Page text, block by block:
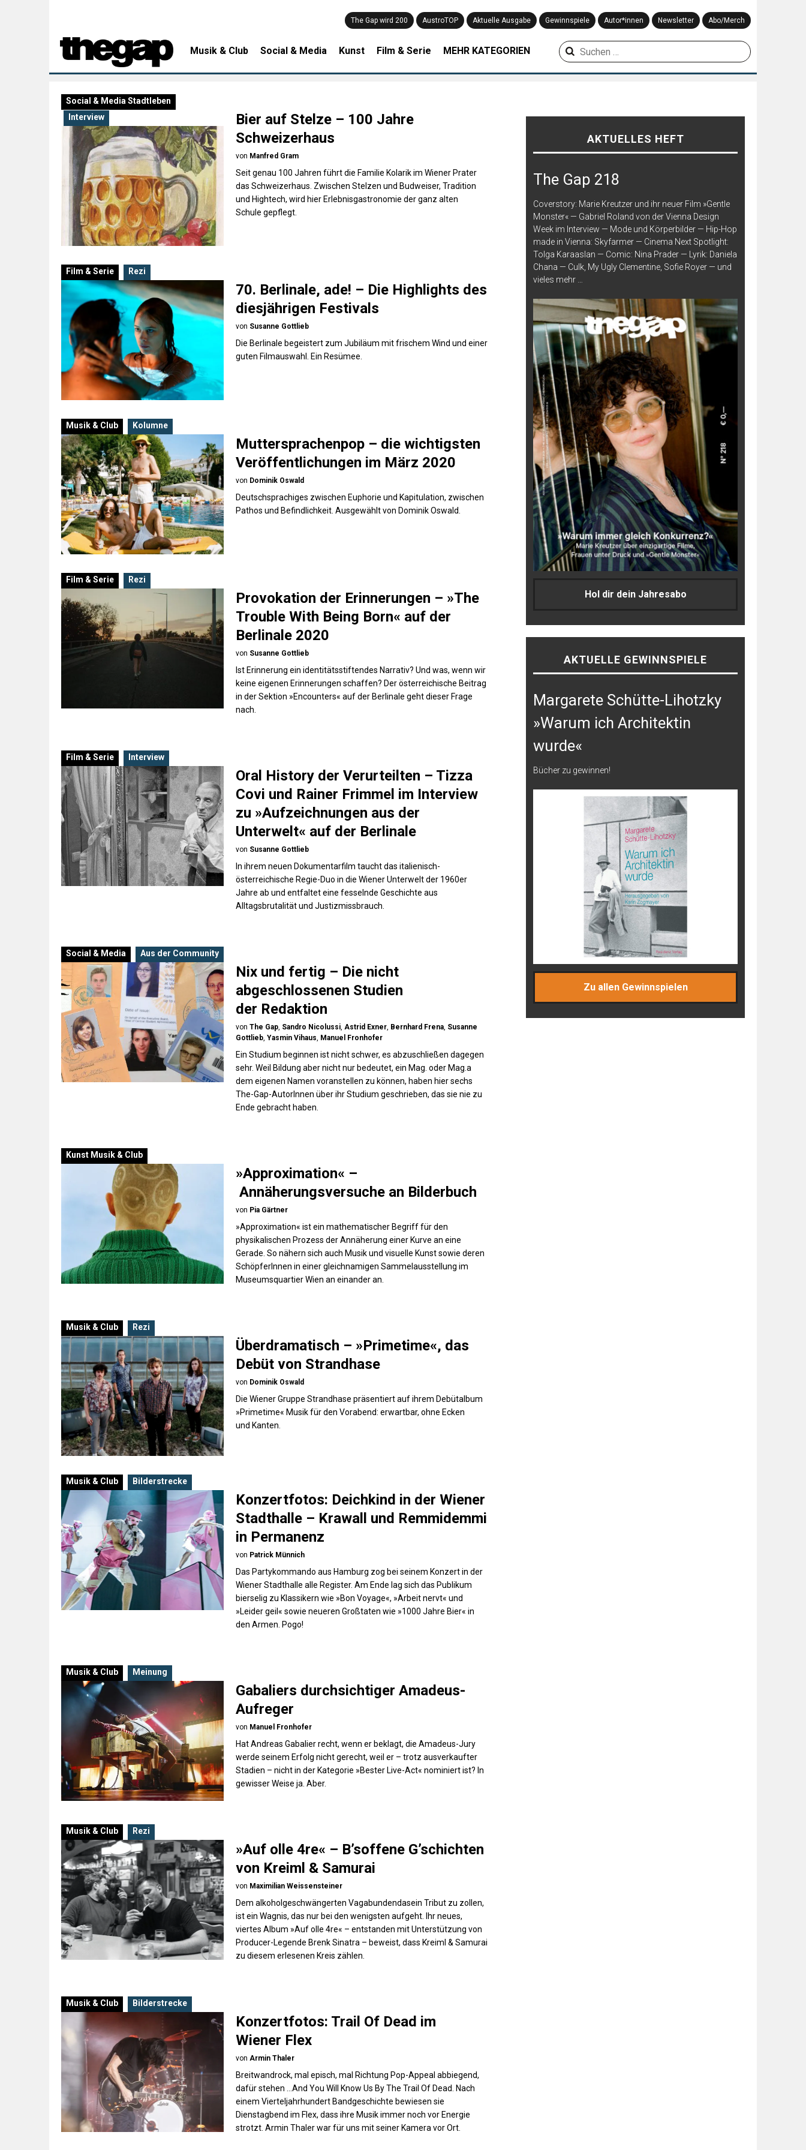
The Gap wird 200 AustroTOP Aktuelle Ausgabe Gewinnspiele Autor*innen Newsletter Abo/Merch
Musik & Club Social & Media Kunst Film & Serie MEHR KATEGORIEN
Suchen
nach:
Social & Media Stadtleben
Interview
Bier auf Stelze – 100 Jahre
Schweizerhaus
von Manfred Gram
Seit genau 100 Jahren führt die Familie Kolarik im Wiener Prater
das Schweizerhaus. Zwischen Stelzen und Budweiser, Tradition
und Hightech, wird hier Erlebnisgastronomie der ganz alten
Schule gepflegt.
Film & Serie Rezi
70. Berlinale, ade! – Die Highlights des
diesjährigen Festivals
von Susanne Gottlieb
Die Berlinale begeistert zum Jubiläum mit frischem Wind und einer
guten Filmauswahl. Ein Resümee.
Musik & Club Kolumne
Muttersprachenpop – die wichtigsten
Veröffentlichungen im März 2020
von Dominik Oswald
Deutschsprachiges zwischen Euphorie und Kapitulation, zwischen
Pathos und Befindlichkeit. Ausgewählt von Dominik Oswald.
Film & Serie Rezi
Provokation der Erinnerungen – »The
Trouble With Being Born« auf der
Berlinale 2020
von Susanne Gottlieb
Ist Erinnerung ein identitätsstiftendes Narrativ? Und was, wenn wir
keine eigenen Erinnerungen schaffen? Der österreichische Beitrag
in der Sektion »Encounters« auf der Berlinale geht dieser Frage
nach.
Film & Serie Interview
Oral History der Verurteilten – Tizza
Covi und Rainer Frimmel im Interview
zu »Aufzeichnungen aus der
Unterwelt« auf der Berlinale
von Susanne Gottlieb
In ihrem neuen Dokumentarfilm taucht das italienisch-
österreichische Regie-Duo in die Wiener Unterwelt der 1960er
Jahre ab und entfaltet eine fesselnde Geschichte aus
Alltagsbrutalität und Justizmissbrauch.
Social & Media Aus der Community
Nix und fertig – Die nicht
abgeschlossenen Studien
der Redaktion
vonThe Gap, Sandro Nicolussi,Astrid Exner, Bernhard Frena, Susanne
Gottlieb,Yasmin Vihaus, Manuel Fronhofer
Ein Studium beginnen ist nicht schwer, es abzuschließen dagegen
sehr. Weil Bildung aber nicht nur bedeutet, ein Mag. oder Mag.a
dem eigenen Namen voranstellen zu können, haben hier sechs
The-Gap-AutorInnen über ihr Studium geschrieben, das sie nie zu
Ende gebracht haben.
Kunst Musik & Club
»Approximation« –
Annäherungsversuche an Bilderbuch
von Pia Gärtner
»Approximation« ist ein mathematischer Begriff für den
physikalischen Prozess der Annäherung einer Kurve an eine
Gerade. So nähern sich auch Musik und visuelle Kunst sowie deren
SchöpferInnen in einer gleichnamigen Sammelausstellung im
Museumsquartier Wien an einander an.
Musik & Club Rezi
Überdramatisch – »Primetime«, das
Debüt von Strandhase
von Dominik Oswald
Die Wiener Gruppe Strandhase präsentiert auf ihrem Debütalbum
»Primetime« Musik für den Vorabend: erwartbar, ohne Ecken
und Kanten.
Musik & Club Bilderstrecke
Konzertfotos: Deichkind in der Wiener
Stadthalle – Krawall und Remmidemmi
in Permanenz
von Patrick Münnich
Das Partykommando aus Hamburg zog bei seinem Konzert in der
Wiener Stadthalle alle Register. Am Ende lag sich das Publikum
bierselig zu Klassikern wie »Bon Voyage«, »Arbeit nervt« und
»Leider geil« sowie neueren Großtaten wie »1000 Jahre Bier« in
den Armen. Pogo!
Musik & Club Meinung
Gabaliers durchsichtiger Amadeus-
Aufreger
von Manuel Fronhofer
Hat Andreas Gabalier recht, wenn er beklagt, die Amadeus-Jury
werde seinem Erfolg nicht gerecht, weil er – trotz ausverkaufter
Stadien – nicht in der Kategorie »Bester Live-Act« nominiert ist? In
gewisser Weise ja. Aber.
Musik & Club Rezi
»Auf olle 4re« – B’soffene G’schichten
von Kreiml & Samurai
von Maximilian Weissensteiner
Dem alkoholgeschwängerten Vagabundendasein Tribut zu zollen,
ist ein Wagnis, das nur bei den wenigsten aufgeht. Ihr neues,
viertes Album »Auf olle 4re« – entstanden mit Unterstützung von
Producer-Legende Brenk Sinatra – beweist, dass Kreiml & Samurai
zu diesem erlesenen Kreis zählen.
Musik & Club Bilderstrecke
Konzertfotos: Trail Of Dead im
Wiener Flex
vonArmin Thaler
Breitwandrock, mal episch, mal Richtung Pop-Appeal abbiegend,
dafür stehen …And You Will Know Us By The Trail Of Dead. Nach
einem Vierteljahrhundert Bandgeschichte bewiesen sie
Dienstagbend im Flex, dass ihre Musik immer noch vor Energie
strotzt. Armin Thaler war für uns mit seiner Kamera vor Ort.
AKTUELLES HEFT
The Gap 218
Coverstory: Marie Kreutzer und ihr neuer Film »Gentle
Monster« — Gabriel Roland von der Vienna Design
Week im Interview — Mode und Körperbilder — Hip-Hop
made in Vienna: Skyfarmer — Cinema Next Spotlight:
Tolga Karaaslan — Comic: Nina Prader — Lyrik: Daniela
Chana — Culk, My Ugly Clementine, Sofie Royer — und
vieles mehr …
Hol dir dein Jahresabo
AKTUELLE GEWINNSPIELE
Margarete Schütte-Lihotzky
»Warum ich Architektin
wurde«
Bücher zu gewinnen!
Zu allen Gewinnspielen